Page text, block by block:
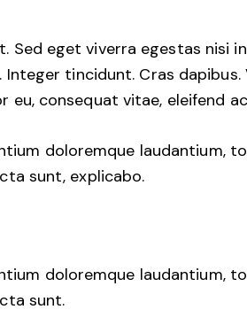
eget viverra egestas nisi
tincidunt. Cras dapibus.
consequat vitae, eleifend
doloremque laudantium,
sunt, explicabo.
doloremque laudantium,
sunt.